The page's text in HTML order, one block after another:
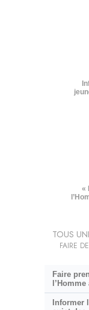
«
TOUS
FAIRE
Faire
Informer